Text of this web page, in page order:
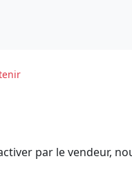
par le vendeur,